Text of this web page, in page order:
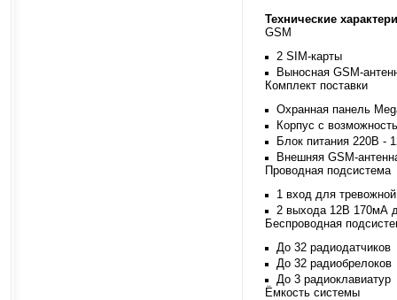
Технические
GSM
2 SIM-карты
Выносная GSM-
Комплект поставки
Охранная панель
Корпус с
Блок питания 220В -
Внешняя GSM-
Проводная подсистема
1 вход для тревожной
2 выхода 12В 170мА
Беспроводная
До 32 радиодатчиков
До 32 радиобрелоков
До 3 радиоклавиатур
Ёмкость системы